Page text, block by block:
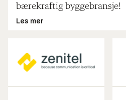
bærekraftig byggebransje!
Les mer